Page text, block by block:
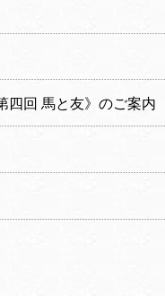
四回 馬と友》のご案内